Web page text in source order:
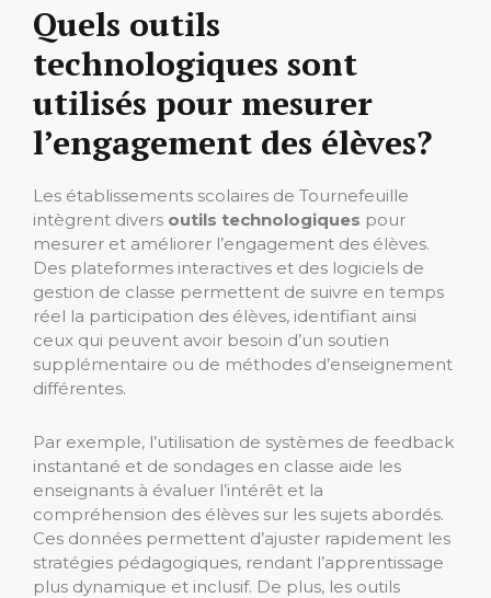
Quels outils
technologiques sont
utilisés pour mesurer
l’engagement des élèves?
Les établissements scolaires de Tournefeuille
intègrent divers outils technologiques pour
mesurer et améliorer l’engagement des élèves.
Des plateformes interactives et des logiciels de
gestion de classe permettent de suivre en temps
réel la participation des élèves, identifiant ainsi
ceux qui peuvent avoir besoin d’un soutien
supplémentaire ou de méthodes d’enseignement
différentes.
Par exemple, l’utilisation de systèmes de feedback
instantané et de sondages en classe aide les
enseignants à évaluer l’intérêt et la
compréhension des élèves sur les sujets abordés.
Ces données permettent d’ajuster rapidement les
stratégies pédagogiques, rendant l’apprentissage
plus dynamique et inclusif. De plus, les outils